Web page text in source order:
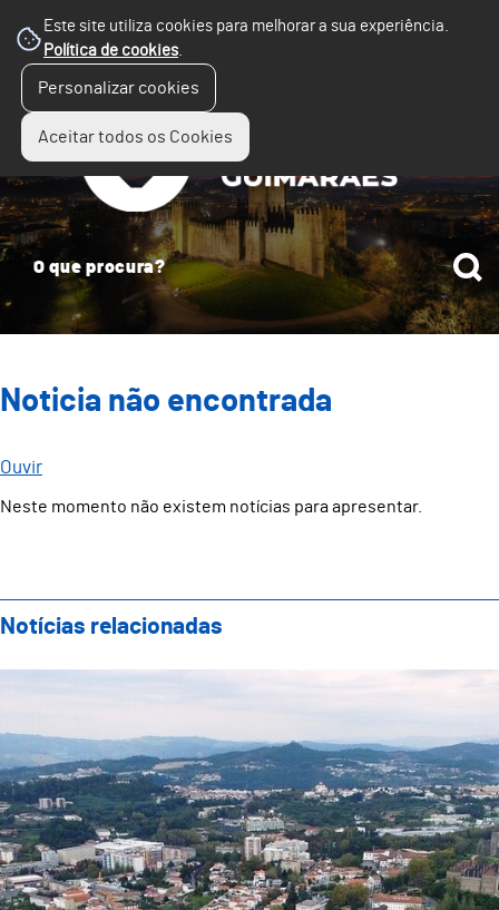
Este site utiliza cookies para melhorar a sua experiência.
Política de cookies.
Personalizar cookies
Aceitar todos os Cookies
Noticia não encontrada
Ouvir
Neste momento não existem notícias para apresentar.
Notícias relacionadas
Contratos de planeamento com vista ao aumento